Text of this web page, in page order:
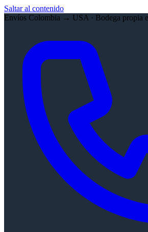
Saltar al contenido
Envíos Colombia → USA · Bodega propia